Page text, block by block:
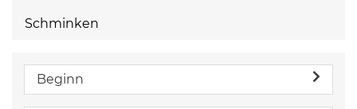
Schminken
Beginn